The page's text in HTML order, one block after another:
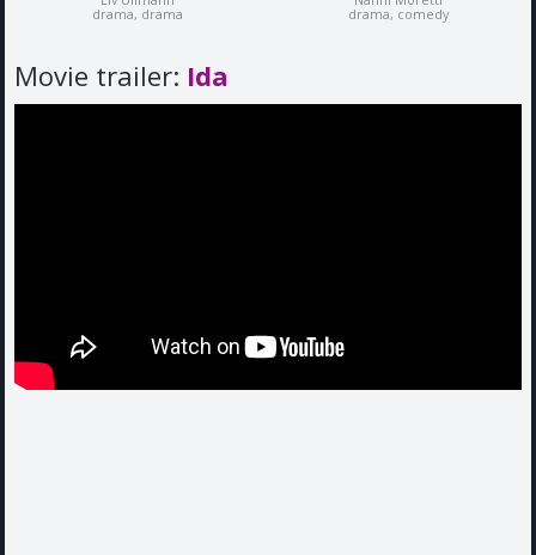
drama, drama
drama, comedy
Movie trailer: Ida